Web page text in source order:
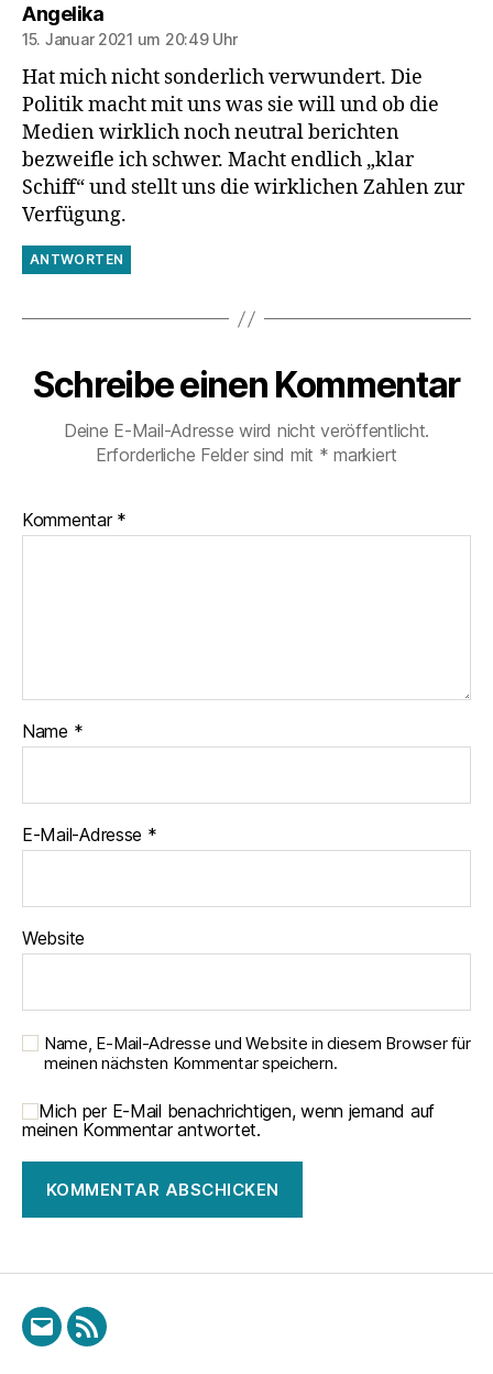
Angelikasagt:
15. Januar 2021 um 20:49 Uhr
Hat mich nicht sonderlich verwundert. Die
Politik macht mit uns was sie will und ob die
Medien wirklich noch neutral berichten
bezweifle ich schwer. Macht endlich „klar
Schiff“ und stellt uns die wirklichen Zahlen zur
Verfügung.
ANTWORTEN
Schreibe einen Kommentar
Deine E-Mail-Adresse wird nicht veröffentlicht.
Erforderliche Felder sind mit * markiert
Kommentar *
Name *
E-Mail-Adresse *
Website
Name, E-Mail-Adresse und Website in diesem Browser für
meinen nächsten Kommentar speichern.
Mich per E-Mail benachrichtigen, wenn jemand auf
meinen Kommentar antwortet.
E-
RSS